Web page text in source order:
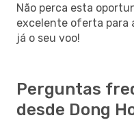
Não perca esta
excelente oferta para
já o seu voo!
Perguntas
desde Dong